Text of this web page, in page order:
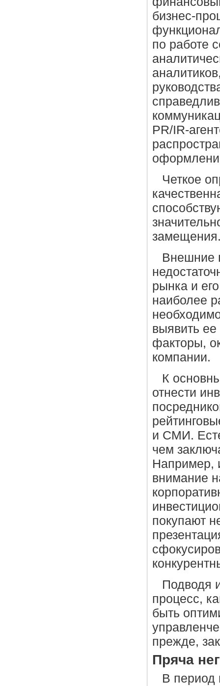
бизнес-
по работе
PR/IR-
Четкое
Внешние
рынка и
наиболее
выявить ее
факторы,
компании.
К
отнести
и СМИ.
чем
Например,
внимание
покупают
Подводя
процесс,
быть
прежде,
Пряча
В период